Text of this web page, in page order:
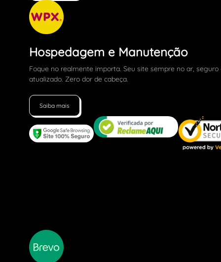
Hospedagem e Manutenção
Foque no realmente importa. Seu site sempre no ar, seguro
atualizado. Zero dor de cabeça.
Saiba mais